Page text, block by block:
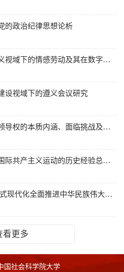
的政治纪律思想论析
学术名篇|张建云：马克思主义视域下的情感劳动及其在数字智能时代的实现研究
设视域下的遵义会议研究
学术名篇|刘须宽：党的文化领导权的本质内涵、面临挑战及其新时代建构路径研究
学术名篇|苑秀丽：邓小平对国际共产主义运动的历史经验总结及当代启示
学术名篇丨贺新元：“以中国式现代化全面推进中华民族伟大复兴”的实践遵循
看更多
国社会科学院大学